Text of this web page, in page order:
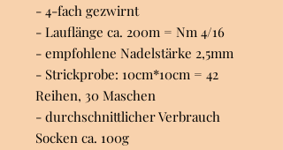
- 4-fach gezwirnt
- Lauflänge ca. 200m = Nm 4/16
- empfohlene Nadelstärke 2,5mm
- Strickprobe: 10cm*10cm = 42
Reihen, 30 Maschen
- durchschnittlicher Verbrauch
Socken ca. 100g